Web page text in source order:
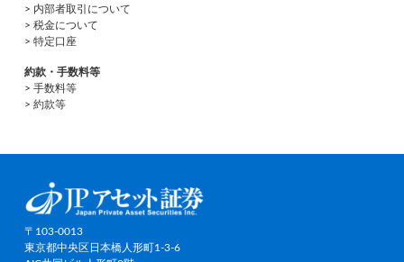
> 内部者取引について
> 税金について
> 特定口座
約款・手数料等
> 手数料等
> 約款等
〒103-0013
東京都中央区日本橋人形町1-3-6